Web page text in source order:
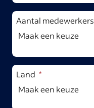
Aantal medewerkers
Land